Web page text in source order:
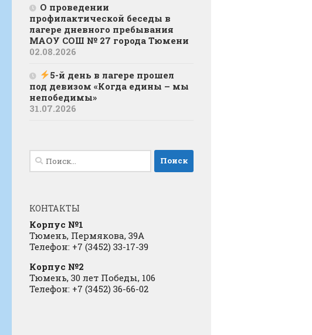
О проведении
профилактической беседы в
лагере дневного пребывания
МАОУ СОШ № 27 города Тюмени
02.08.2026
5-й день в лагере прошел
под девизом «Когда едины – мы
непобедимы»
31.07.2026
Найти:
КОНТАКТЫ
Корпус №1
Тюмень, Пермякова, 39А
Телефон: +7 (3452) 33-17-39
Корпус №2
Тюмень, 30 лет Победы, 106
Телефон: +7 (3452) 36-66-02